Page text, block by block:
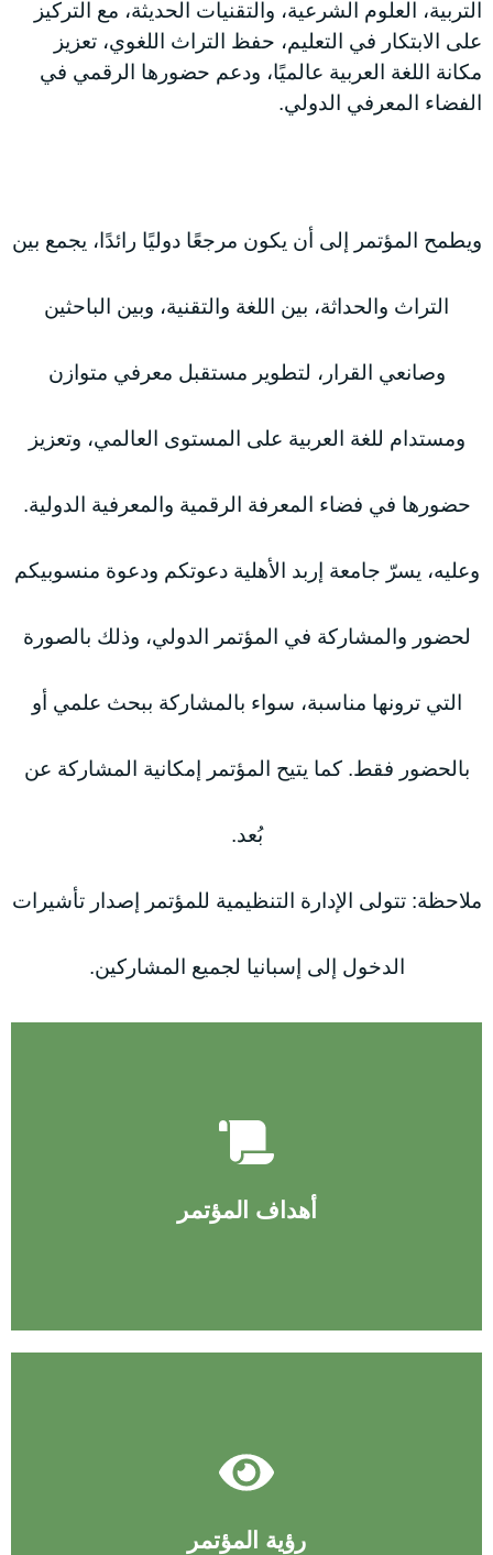
التربية، العلوم الشرعية، والتقنيات الحديثة، مع التركيز
على الابتكار في التعليم، حفظ التراث اللغوي، تعزيز
مكانة اللغة العربية عالميًا، ودعم حضورها الرقمي في
الفضاء المعرفي الدولي.
ويطمح المؤتمر إلى أن يكون مرجعًا دوليًا رائدًا، يجمع بين
التراث والحداثة، بين اللغة والتقنية، وبين الباحثين
وصانعي القرار، لتطوير مستقبل معرفي متوازن
ومستدام للغة العربية على المستوى العالمي، وتعزيز
حضورها في فضاء المعرفة الرقمية والمعرفية الدولية.
وعليه، يسرّ جامعة إربد الأهلية دعوتكم ودعوة منسوبيكم
لحضور والمشاركة في المؤتمر الدولي، وذلك بالصورة
التي ترونها مناسبة، سواء بالمشاركة ببحث علمي أو
بالحضور فقط. كما يتيح المؤتمر إمكانية المشاركة عن
بُعد.
ملاحظة: تتولى الإدارة التنظيمية للمؤتمر إصدار تأشيرات
الدخول إلى إسبانيا لجميع المشاركين.
أهداف المؤتمر
رؤية المؤتمر